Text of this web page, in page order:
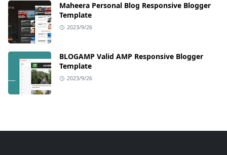
Maheera Personal Blog Responsive Blogger
Template
2023/9/26
BLOGAMP Valid AMP Responsive Blogger
Template
2023/9/26